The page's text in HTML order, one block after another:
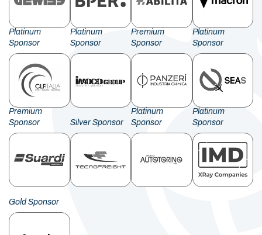
Platinum
Sponsor
Platinum
Sponsor
Premium
Sponsor
Platinum
Sponsor
Premium
Sponsor
Silver Sponsor
Platinum
Sponsor
Platinum
Sponsor
Gold Sponsor